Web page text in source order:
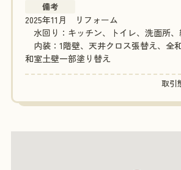
備考
2025年11月 リフォーム
水回り：キッチン、トイレ、洗面所
内装：1階壁、天井クロス張替え、全
和室土壁一部塗り替え
取引